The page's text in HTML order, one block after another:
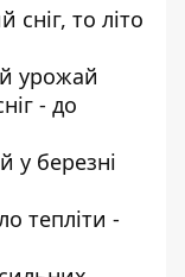
то літо
урожай
- до
у березні
тепліти -